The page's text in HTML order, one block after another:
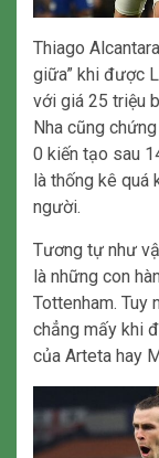
Thiago
giữa” khi được
với giá 25 triệu
Nha cũng
0 kiến tạo sau
là thống kê
người.
Tương tự như
là những con
Tottenham. Tuy
chẳng mấy khi
của Arteta hay